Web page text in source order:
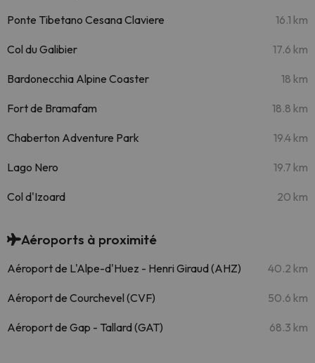
Ponte Tibetano Cesana Claviere 16.1 km
Col du Galibier 17.6 km
Bardonecchia Alpine Coaster 18 km
Fort de Bramafam 18.8 km
Chaberton Adventure Park 19.4 km
Lago Nero 19.7 km
Col d'Izoard 20 km
Aéroports à proximité
Aéroport de L'Alpe-d'Huez - Henri Giraud (AHZ) 40.2 km
Aéroport de Courchevel (CVF) 50.6 km
Aéroport de Gap - Tallard (GAT) 68.3 km